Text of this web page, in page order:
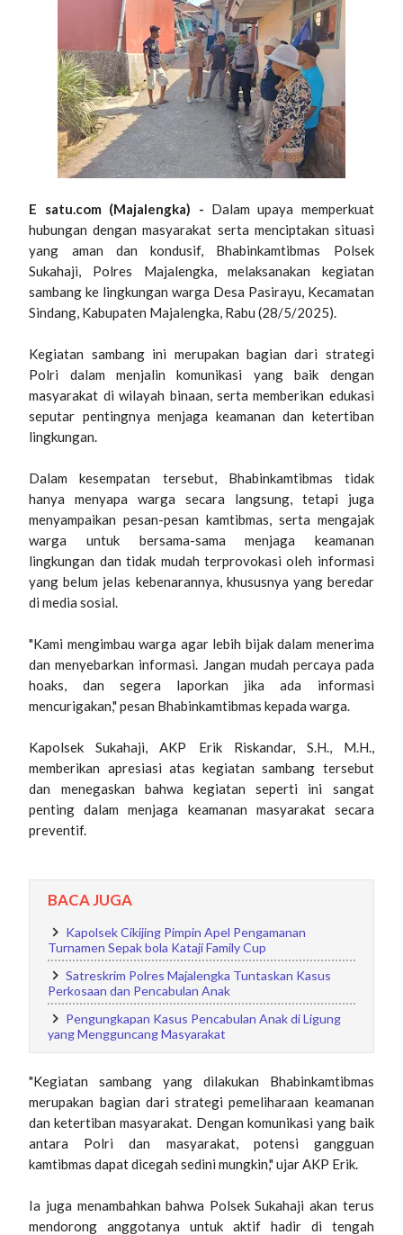
E satu.com (Majalengka) - Dalam upaya memperkuat
hubungan dengan masyarakat serta menciptakan situasi
yang aman dan kondusif, Bhabinkamtibmas Polsek
Sukahaji, Polres Majalengka, melaksanakan kegiatan
sambang ke lingkungan warga Desa Pasirayu, Kecamatan
Sindang, Kabupaten Majalengka, Rabu (28/5/2025).
Kegiatan sambang ini merupakan bagian dari strategi
Polri dalam menjalin komunikasi yang baik dengan
masyarakat di wilayah binaan, serta memberikan edukasi
seputar pentingnya menjaga keamanan dan ketertiban
lingkungan.
Dalam kesempatan tersebut, Bhabinkamtibmas tidak
hanya menyapa warga secara langsung, tetapi juga
menyampaikan pesan-pesan kamtibmas, serta mengajak
warga untuk bersama-sama menjaga keamanan
lingkungan dan tidak mudah terprovokasi oleh informasi
yang belum jelas kebenarannya, khususnya yang beredar
di media sosial.
"Kami mengimbau warga agar lebih bijak dalam menerima
dan menyebarkan informasi. Jangan mudah percaya pada
hoaks, dan segera laporkan jika ada informasi
mencurigakan," pesan Bhabinkamtibmas kepada warga.
Kapolsek Sukahaji, AKP Erik Riskandar, S.H., M.H.,
memberikan apresiasi atas kegiatan sambang tersebut
dan menegaskan bahwa kegiatan seperti ini sangat
penting dalam menjaga keamanan masyarakat secara
preventif.
BACA JUGA
Kapolsek Cikijing Pimpin Apel Pengamanan
Turnamen Sepak bola Kataji Family Cup
Satreskrim Polres Majalengka Tuntaskan Kasus
Perkosaan dan Pencabulan Anak
Pengungkapan Kasus Pencabulan Anak di Ligung
yang Mengguncang Masyarakat
"Kegiatan sambang yang dilakukan Bhabinkamtibmas
merupakan bagian dari strategi pemeliharaan keamanan
dan ketertiban masyarakat. Dengan komunikasi yang baik
antara Polri dan masyarakat, potensi gangguan
kamtibmas dapat dicegah sedini mungkin," ujar AKP Erik.
Ia juga menambahkan bahwa Polsek Sukahaji akan terus
mendorong anggotanya untuk aktif hadir di tengah